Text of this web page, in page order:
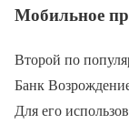
Мобильное
Второй по
Банк
Для его